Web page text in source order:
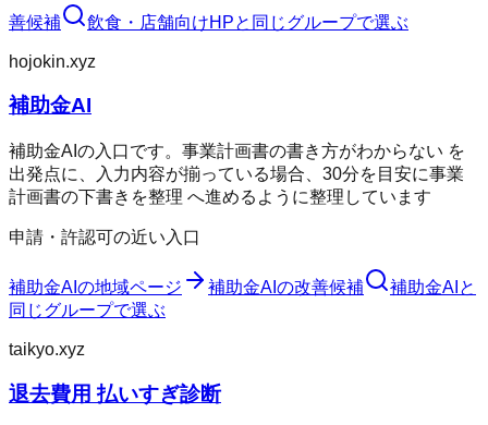
善候補
飲食・店舗向けHPと同じグループで選ぶ
hojokin.xyz
補助金AI
補助金AIの入口です。事業計画書の書き方がわからない を
出発点に、入力内容が揃っている場合、30分を目安に事業
計画書の下書きを整理 へ進めるように整理しています
申請・許認可の近い入口
補助金AI の地域ページ 補助金AI の改善候補 補助金AI と
同じグループで選ぶ
taikyo.xyz
退去費用 払いすぎ診断